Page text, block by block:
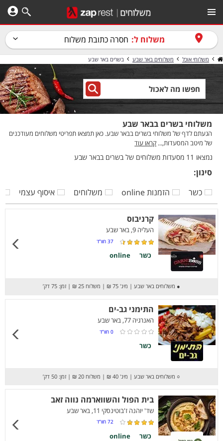
משלוח ל: חסרה כתובת משלוח
משלוחי אוכל משלוחים באר שבע בשרים באר שבע
משלוחי בשרים בבאר שבע
הגעתם לדף של משלוחי בשרים בבאר שבע. כאן תמצאו תפריטי משלוחים מעודכנים
של מיטב המסעדות,... קראו עוד
נמצאו 11 מסעדות משלוחים של בשרים בבאר שבע
סינון:
כשר
הזמנות online משלוחים איסוף עצמי
קרניבוס
העליה 9, באר שבע
37 חוו”ד
כשר online
● משלוחים באר שבע | מינ' 75 ₪ | משלוח 25 ₪ | זמן: 75 דק’
התימני גב-ים
האנרגיה 77, באר שבע
0 חוו”ד
כשר
○ משלוחים באר שבע | מינ' 40 ₪ | משלוח 20 ₪ | זמן: 50 דק’
בית הפול והשווארמה נווה זאב
שד' יוהנה ז'בוטינסקי 11, באר שבע
72 חוו”ד
כשר online